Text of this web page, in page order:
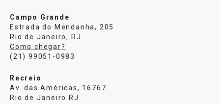
Campo Grande
Estrada do Mendanha, 205
Rio de Janeiro, RJ
Como chegar?
(21) 99051-0983
Recreio
Av. das Américas, 16767
Rio de Janeiro RJ